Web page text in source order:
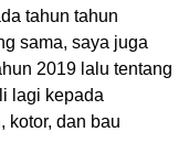
tahun tahun
sama, saya juga
2019 lalu tentang
lagi kepada
kotor, dan bau